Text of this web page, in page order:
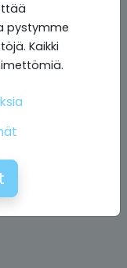
pystymme
Kaikki